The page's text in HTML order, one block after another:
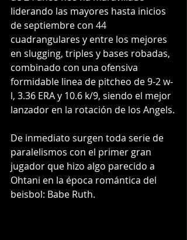
liderando las mayores hasta inicios
de septiembre con 44
cuadrangulares y entre los mejores
en slugging, triples y bases robadas,
combinado con una ofensiva
formidable linea de pitcheo de 9-2 w-
l, 3.36 ERA y 10.6 k/9, siendo el mejor
lanzador en la rotación de los Angels.
De inmediato surgen toda serie de
paralelismos con el primer gran
jugador que hizo algo parecido a
Ohtani en la época romántica del
beisbol: Babe Ruth.